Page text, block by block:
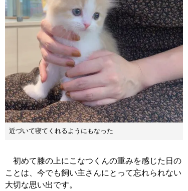
近づいて寝てくれるようにもなった
初めて膝の上にこなつくんの重みを感じた日の
ことは、今でも飼い主さんにとって忘れられない
大切な思い出です。